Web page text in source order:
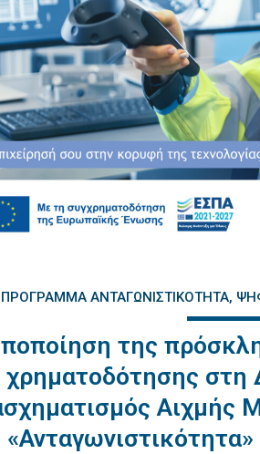
ΠΡΌΓΡΑΜΜΑ ΑΝΤΑΓΩΝΙΣΤΙΚΌΤΗΤΑ
της
χρηματοδότησης στη
Αιχμής